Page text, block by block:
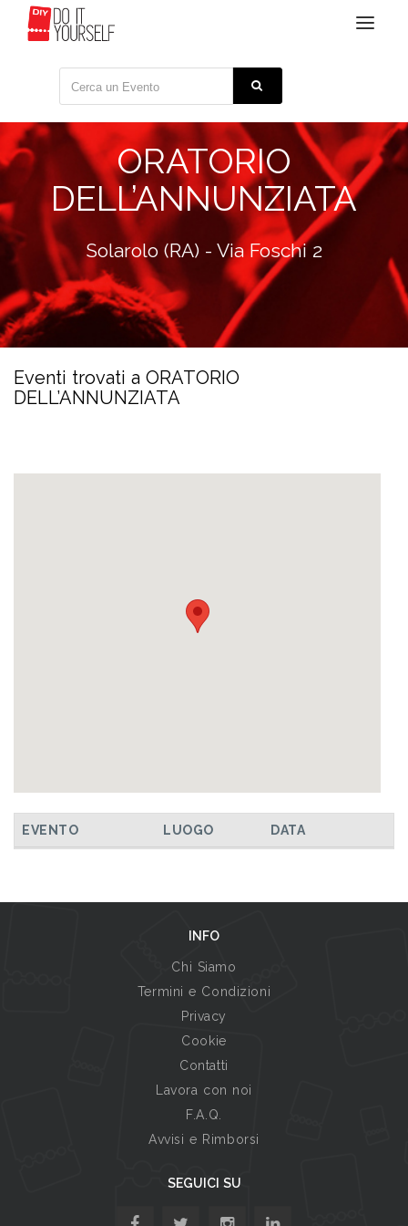
Toggle
ORATORIO
DELL’ANNUNZIATA
Solarolo (RA) - Via Foschi 2
Eventi trovati a ORATORIO
DELL’ANNUNZIATA
EVENTO LUOGO DATA
INFO
Chi Siamo
Termini e Condizioni
Privacy
Cookie
Contatti
Lavora con noi
F.A.Q.
Avvisi e Rimborsi
SEGUICI SU